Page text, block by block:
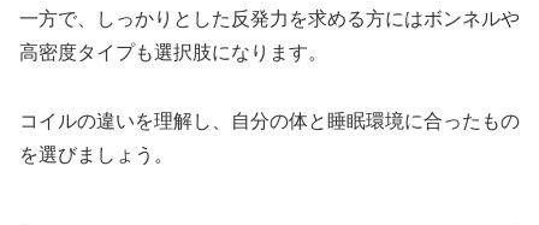
一方で、しっかりとした反発力を求める方にはボンネルや
高密度タイプも選択肢になります。
コイルの違いを理解し、自分の体と睡眠環境に合ったもの
を選びましょう。